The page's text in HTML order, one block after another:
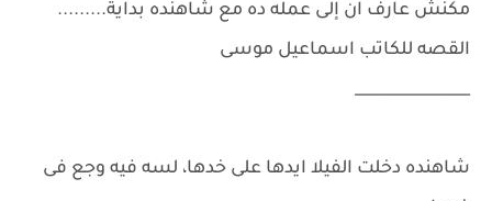
مكنش عارف ان إلى عمله ده مع شاهنده بداية.........
القصه للكاتب اسماعيل موسى
_______________
شاهنده دخلت الفيلا ايدها على خدها، لسه فيه وجع فى